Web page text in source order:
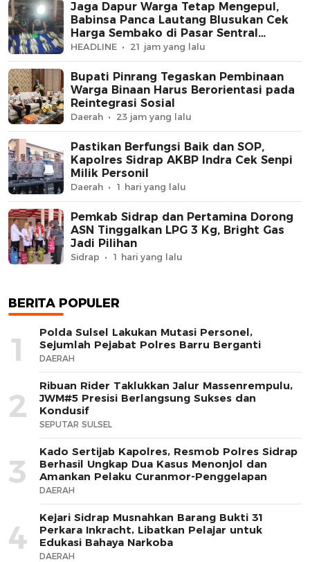
Jaga Dapur Warga Tetap Mengepul,
Babinsa Panca Lautang Blusukan Cek
Harga Sembako di Pasar Sentral
Bilokka
HEADLINE 21 jam yang lalu
Bupati Pinrang Tegaskan Pembinaan
Warga Binaan Harus Berorientasi pada
Reintegrasi Sosial
Daerah 23 jam yang lalu
Pastikan Berfungsi Baik dan SOP,
Kapolres Sidrap AKBP Indra Cek Senpi
Milik Personil
Daerah 1 hari yang lalu
Pemkab Sidrap dan Pertamina Dorong
ASN Tinggalkan LPG 3 Kg, Bright Gas
Jadi Pilihan
Sidrap 1 hari yang lalu
BERITA POPULER
1
Polda Sulsel Lakukan Mutasi Personel,
Sejumlah Pejabat Polres Barru Berganti
DAERAH
2
Ribuan Rider Taklukkan Jalur Massenrempulu,
JWM#5 Presisi Berlangsung Sukses dan
Kondusif
SEPUTAR SULSEL
3
Kado Sertijab Kapolres, Resmob Polres Sidrap
Berhasil Ungkap Dua Kasus Menonjol dan
Amankan Pelaku Curanmor-Penggelapan
DAERAH
4
Kejari Sidrap Musnahkan Barang Bukti 31
Perkara Inkracht, Libatkan Pelajar untuk
Edukasi Bahaya Narkoba
DAERAH